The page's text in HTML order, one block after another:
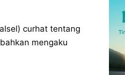
curhat tentang
mengaku